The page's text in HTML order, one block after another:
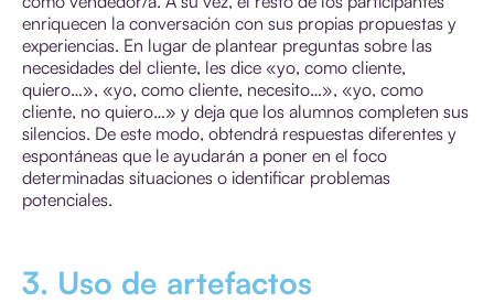
enriquecen la conversación con sus propias propuestas y
experiencias. En lugar de plantear preguntas sobre las
necesidades del cliente, les dice «yo, como cliente,
quiero…», «yo, como cliente, necesito…», «yo, como
cliente, no quiero…» y deja que los alumnos completen sus
silencios. De este modo, obtendrá respuestas diferentes y
espontáneas que le ayudarán a poner en el foco
determinadas situaciones o identificar problemas
potenciales.
3. Uso de artefactos